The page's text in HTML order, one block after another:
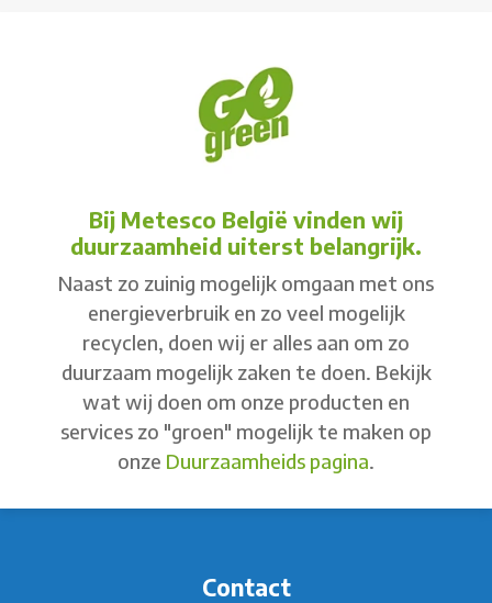
Bij Metesco België vinden wij
duurzaamheid uiterst belangrijk.
Naast zo zuinig mogelijk omgaan met ons
energieverbruik en zo veel mogelijk
recyclen, doen wij er alles aan om zo
duurzaam mogelijk zaken te doen. Bekijk
wat wij doen om onze producten en
services zo "groen" mogelijk te maken op
onze Duurzaamheids pagina.
Contact